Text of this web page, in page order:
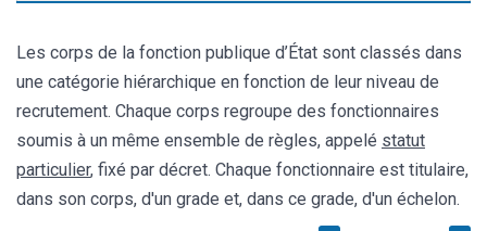
Les corps de la fonction publique d’État sont classés dans
une catégorie hiérarchique en fonction de leur niveau de
recrutement. Chaque corps regroupe des fonctionnaires
soumis à un même ensemble de règles, appelé statut
particulier, fixé par décret. Chaque fonctionnaire est titulaire,
dans son corps, d'un grade et, dans ce grade, d'un échelon.